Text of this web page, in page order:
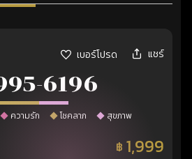
เบอร์โปรด แชร์
6196
ความรัก โชคลาภ สุขภาพ
฿ 1,999